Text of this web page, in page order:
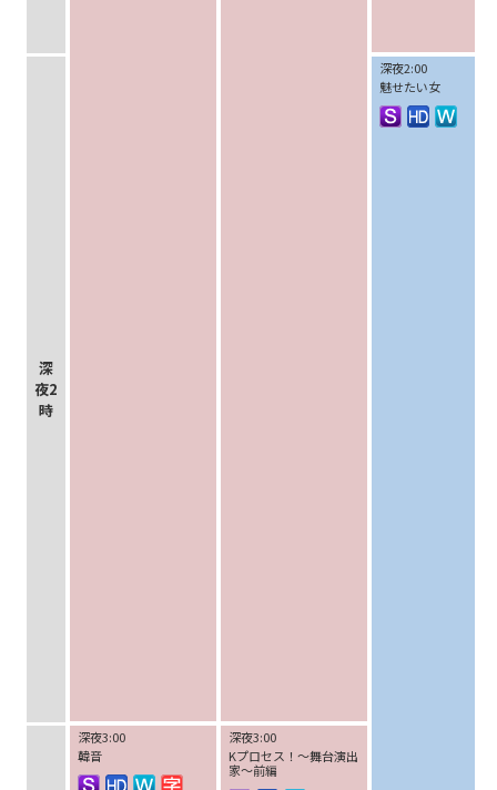
深
夜2
時
深夜2:00
魅せたい女
深夜3:00
韓音
深夜3:00
Kプロセス！～舞台演出
家～前編